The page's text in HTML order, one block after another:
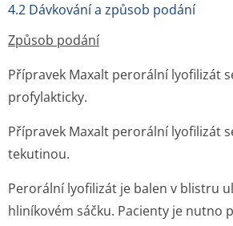
4.2 Dávkování a způsob podání
Způsob podání
Přípravek Maxalt perorální lyofilizát
profylakticky.
Přípravek Maxalt perorální lyofilizát
tekutinou.
Perorální lyofilizát je balen v blistru
hliníkovém sáčku. Pacienty je nutno